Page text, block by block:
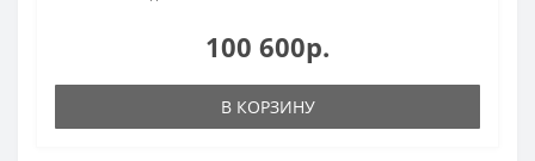
100 600р.
В КОРЗИНУ